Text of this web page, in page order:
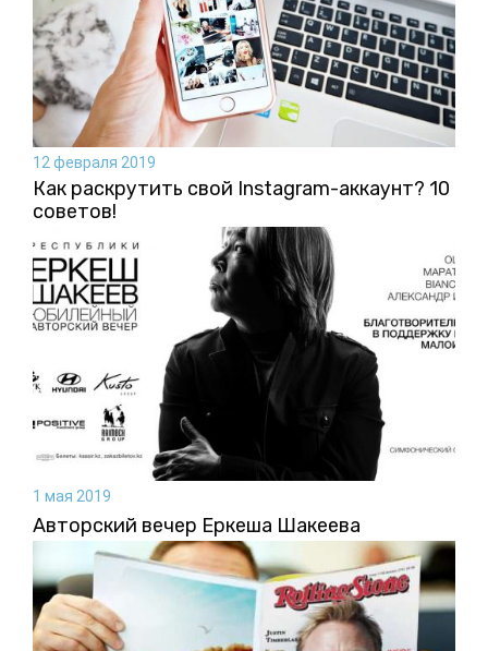
12 февраля 2019
Как раскрутить свой Instagram-аккаунт? 10
советов!
1 мая 2019
Авторский вечер Еркеша Шакеева